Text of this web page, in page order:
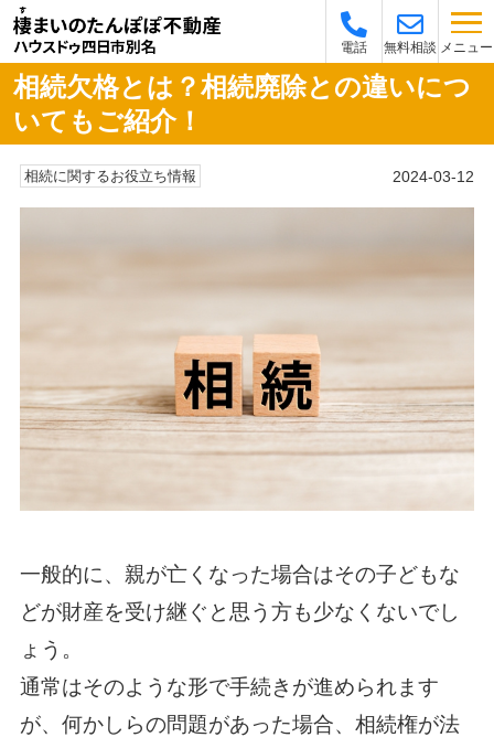
電話 無料相談 メニュー
相続欠格とは？相続廃除との違いにつ
いてもご紹介！
相続に関するお役立ち情報 2024-03-12
一般的に、親が亡くなった場合はその子どもな
どが財産を受け継ぐと思う方も少なくないでし
ょう。
通常はそのような形で手続きが進められます
が、何かしらの問題があった場合、相続権が法